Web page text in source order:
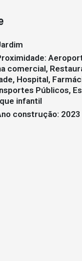
comercial,
Hospital,
Públicos,
infantil
construção: 2023